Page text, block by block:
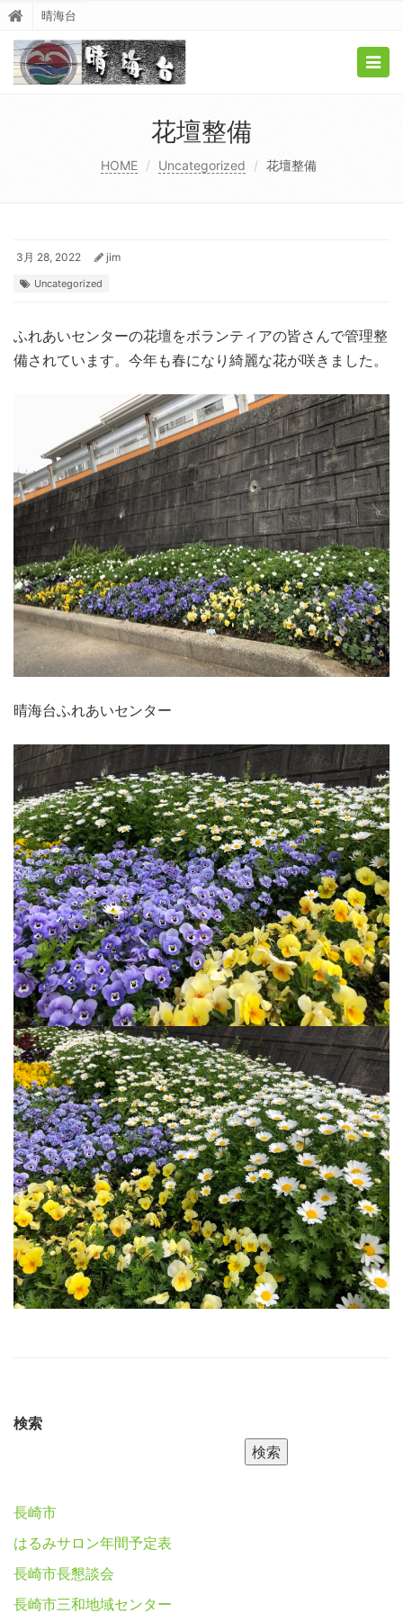
晴海台
花壇整備
HOME Uncategorized 花壇整備
3月 28, 2022 jim
Uncategorized
ふれあいセンターの花壇をボランティアの皆さんで管理整
備されています。今年も春になり綺麗な花が咲きました。
晴海台ふれあいセンター
検索
検索
長崎市
はるみサロン年間予定表
長崎市長懇談会
長崎市三和地域センター